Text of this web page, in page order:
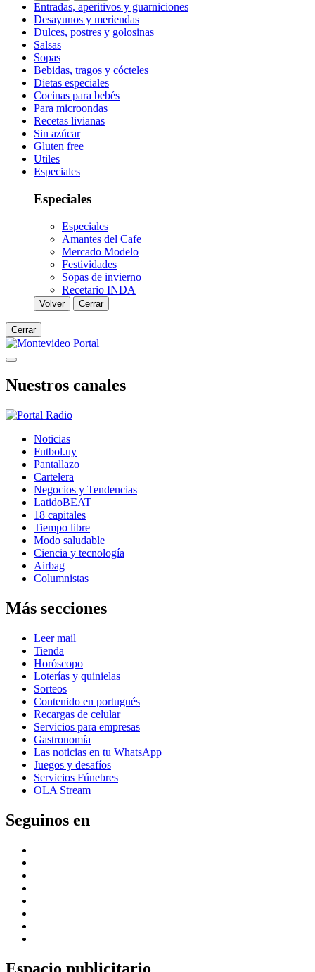
Entradas, aperitivos y guarniciones
Desayunos y meriendas
Dulces, postres y golosinas
Salsas
Sopas
Bebidas, tragos y cócteles
Dietas especiales
Cocinas para bebés
Para microondas
Recetas livianas
Sin azúcar
Gluten free
Utiles
Especiales
Especiales
Especiales
Amantes del Cafe
Mercado Modelo
Festividades
Sopas de invierno
Recetario INDA
Volver Cerrar
Cerrar
Nuestros canales
Noticias
Futbol.uy
Pantallazo
Cartelera
Negocios y Tendencias
LatidoBEAT
18 capitales
Tiempo libre
Modo saludable
Ciencia y tecnología
Airbag
Columnistas
Más secciones
Leer mail
Tienda
Horóscopo
Loterías y quinielas
Sorteos
Contenido en portugués
Recargas de celular
Servicios para empresas
Gastronomía
Las noticias en tu WhatsApp
Juegos y desafíos
Servicios Fúnebres
OLA Stream
Seguinos en